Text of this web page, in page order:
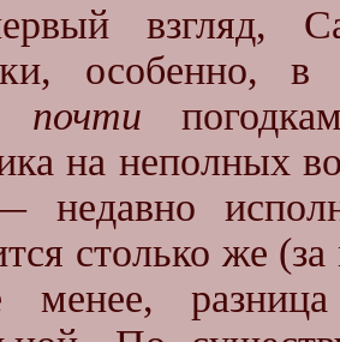
взгляд,
особенно,
почти
на неполных
недавно
столько же
менее,